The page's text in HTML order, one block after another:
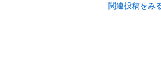
関連投稿をみ